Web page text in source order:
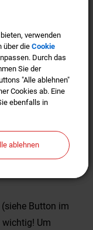
Button im
wichtig! Um
derzeit
in Ihren
verwenden
über die Cookie
Durch das
Sie der
"Alle ablehnen"
Cookies ab. Eine
ebenfalls in
ablehnen
verwenden
über die Cookie
Durch das
Sie der
"Alle ablehnen"
Cookies ab. Eine
ebenfalls in
ablehnen